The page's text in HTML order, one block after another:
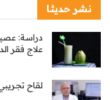
نشر حديثا
دراسة:
علاج فقر
لقاح